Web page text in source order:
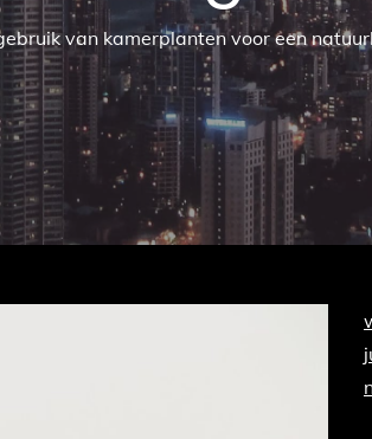
van kamerplanten voor een